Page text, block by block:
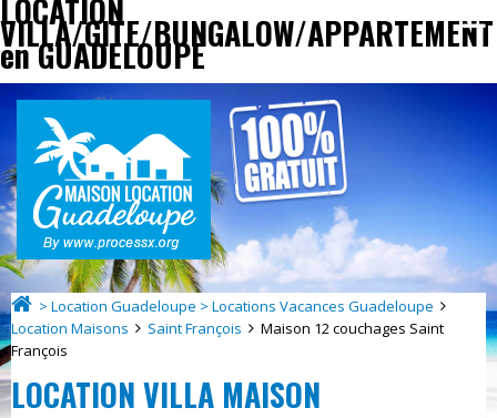
LOCATION
VILLA/GITE/BUNGALOW/APPARTEMENT
en GUADELOUPE
> Location Guadeloupe > Locations Vacances Guadeloupe
Location Maisons
Saint François
Maison 12 couchages Saint
François
LOCATION VILLA MAISON